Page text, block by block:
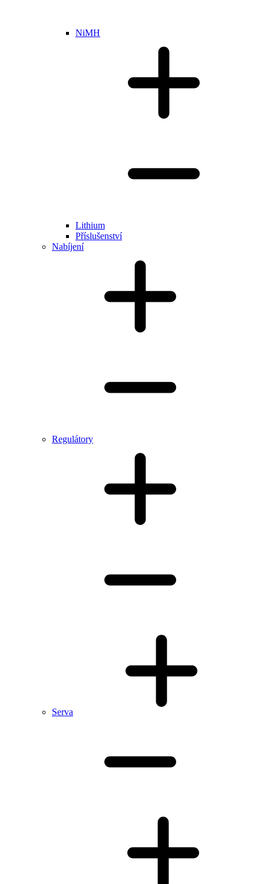
NiMH
Lithium
Příslušenství
Nabíjení
Regulátory
Serva